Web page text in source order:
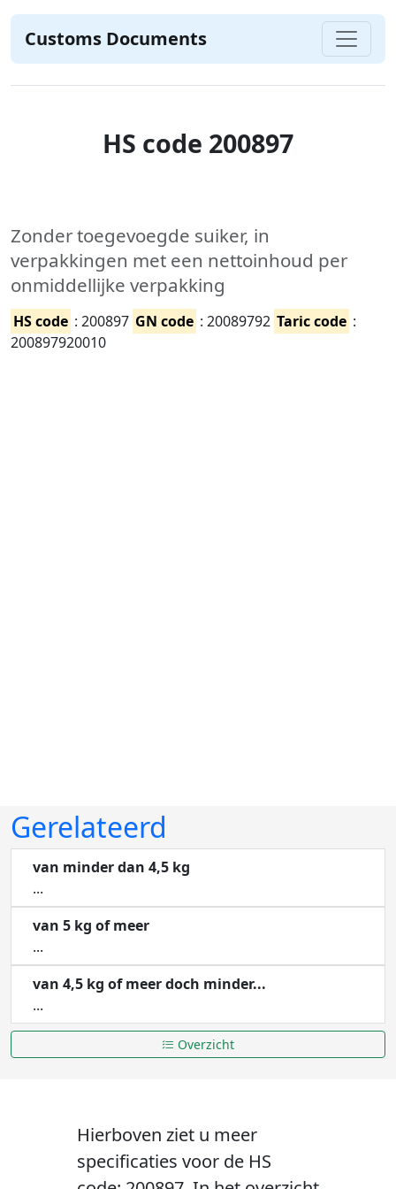
Customs Documents
HS code 200897
Zonder toegevoegde suiker, in
verpakkingen met een nettoinhoud per
onmiddellijke verpakking
HS code : 200897 GN code : 20089792 Taric code :
200897920010
Gerelateerd
van minder dan 4,5 kg
...
van 5 kg of meer
...
van 4,5 kg of meer doch minder...
...
Overzicht
Hierboven ziet u meer
specificaties voor de HS